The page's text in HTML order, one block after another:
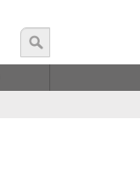
búsqueda